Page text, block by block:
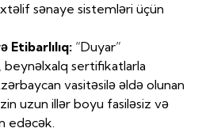
sənaye sistemləri üçün
Etibarlılıq: “Duyar”
beynəlxalq sertifikatlarla
vasitəsilə əldə olunan
uzun illər boyu fasiləsiz və
edəcək.